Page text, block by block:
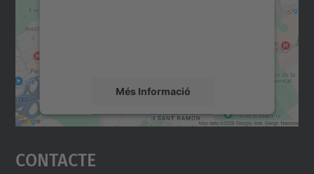
Més Informació
Accepta
powered by
Contacte